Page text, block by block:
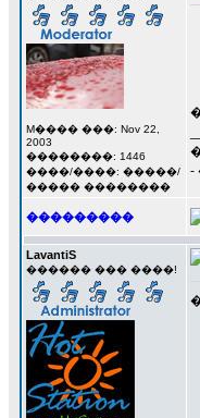
M���� ���: Nov 22,
2003
��������: 1446
����/����: �����/
����� ��������
-
���������
LavantiS
������ ��� ����!